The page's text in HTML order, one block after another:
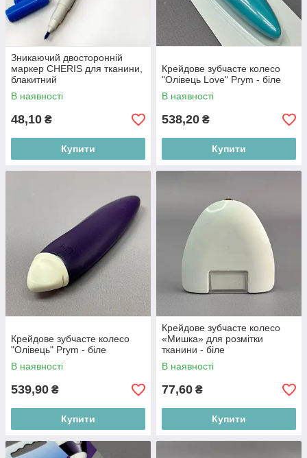
Зникаючий двосторонній
маркер CHERIS для тканини,
блакитний
В наявності
48,10 ₴
Купити
Крейдове зубчасте колесо
"Олівець Love" Prym - біле
В наявності
538,20 ₴
Купити
Крейдове зубчасте колесо
"Олівець" Prym - біле
В наявності
539,90 ₴
Купити
Крейдове зубчасте колесо
«Мишка» для розмітки
тканини - біле
В наявності
77,60 ₴
Купити